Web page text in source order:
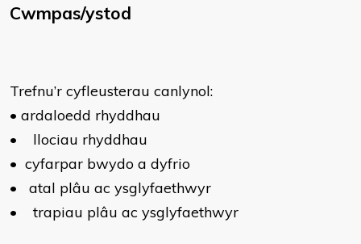
Cwmpas/ystod
Trefnu’r cyfleusterau canlynol:
• ardaloedd rhyddhau
•
llociau rhyddhau
• cyfarpar bwydo a dyfrio
•
atal plâu ac ysglyfaethwyr
•
trapiau plâu ac ysglyfaethwyr